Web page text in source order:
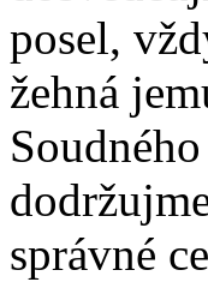
posel,
žehná
správné